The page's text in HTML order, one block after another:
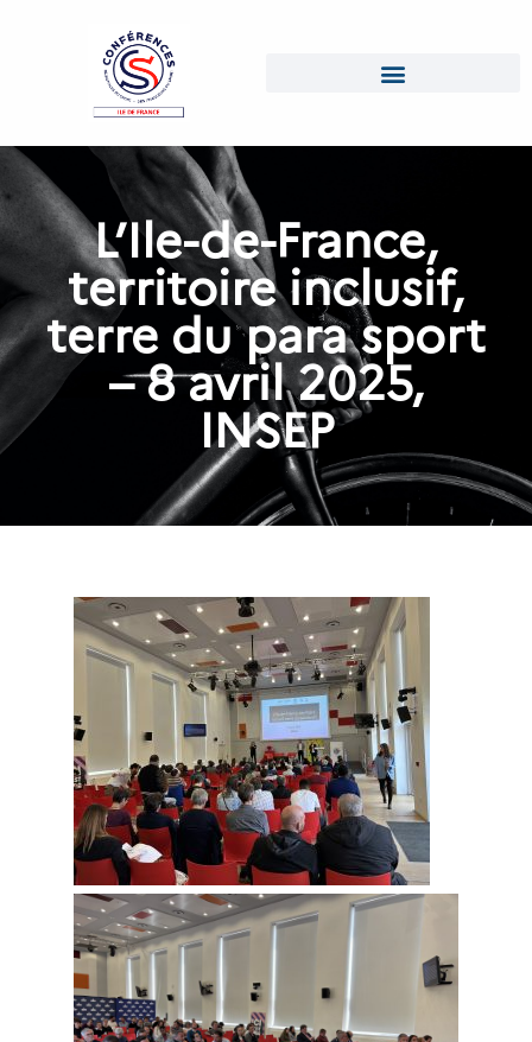
L’Ile-de-France,
territoire inclusif,
terre du para sport
– 8 avril 2025,
INSEP